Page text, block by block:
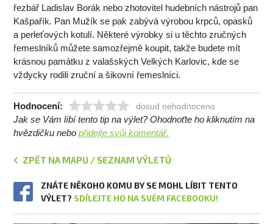
řezbář Ladislav Borák nebo zhotovitel hudebních nástrojů pan
Kašpařík. Pan Mužík se pak zabývá výrobou krpců, opasků
a perleťových kotulí. Některé výrobky si u těchto zručných
řemeslníků můžete samozřejmě koupit, takže budete mít
krásnou památku z valašských Velkých Karlovic, kde se
vždycky rodili zruční a šikovní řemeslníci.
Hodnocení: dosud nehodnoceno
Jak se Vám líbí tento tip na výlet? Ohodnoťte ho kliknutím na
hvězdičku nebopřidejte svůj komentář.
ZPĚT NA MAPU / SEZNAM VÝLETŮ
ZNÁTE NĚKOHO KOMU BY SE MOHL LÍBIT TENTO
VÝLET? SDÍLEJTE HO NA SVÉM FACEBOOKU!